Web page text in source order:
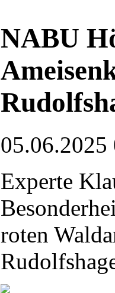
NABU
05.06.2025
Experte
roten